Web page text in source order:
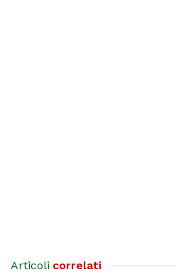
Articoli correlati